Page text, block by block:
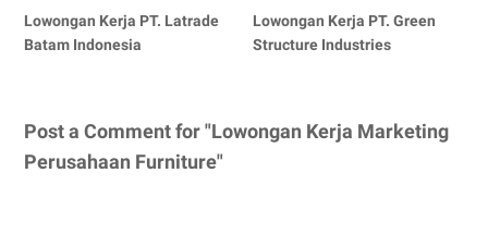
Lowongan Kerja PT. Latrade
Batam Indonesia
Lowongan Kerja PT. Green
Structure Industries
Post a Comment for "Lowongan Kerja Marketing
Perusahaan Furniture"